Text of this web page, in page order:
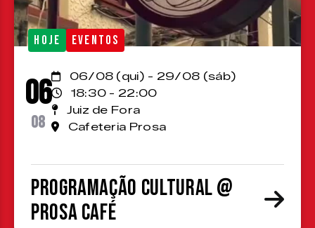
HOJE EVENTOS
06
08
06/08 (qui) - 29/08 (sáb)
18:30 - 22:00
Juiz de Fora
Cafeteria Prosa
Programação cultural @
Prosa Café